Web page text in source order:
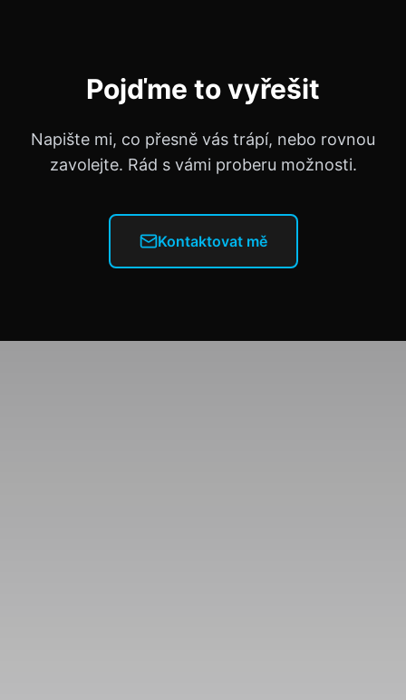
Pojďme to vyřešit
Napište mi, co přesně vás trápí, nebo rovnou
zavolejte. Rád s vámi proberu možnosti.
Kontaktovat mě